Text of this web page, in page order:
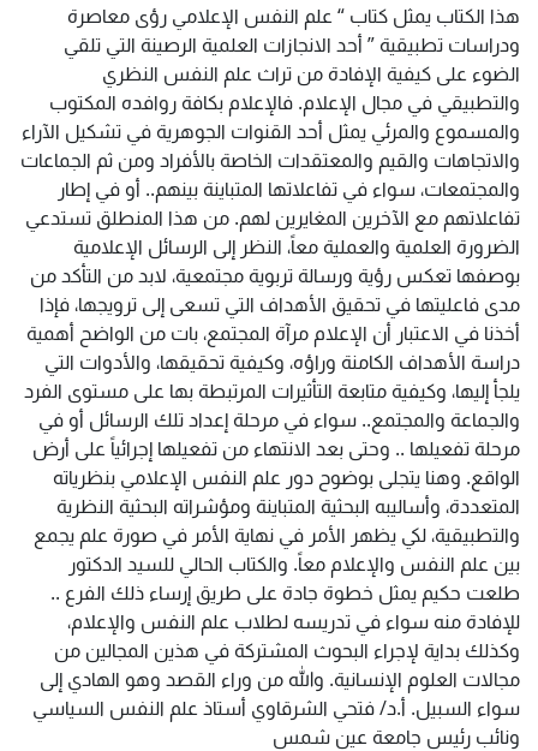
هذا الكتاب يمثل كتاب “ علم النفس الإعلامي رؤى معاصرة
ودراسات تطبيقية ” أحد الانجازات العلمية الرصينة التي تلقي
الضوء على كيفية الإفادة من تراث علم النفس النظري
والتطبيقي في مجال الإعلام. فالإعلام بكافة روافده المكتوب
والمسموع والمرئي يمثل أحد القنوات الجوهرية في تشكيل الآراء
والاتجاهات والقيم والمعتقدات الخاصة بالأفراد ومن ثم الجماعات
والمجتمعات، سواء في تفاعلاتها المتباينة بينهم.. أو في إطار
تفاعلاتهم مع الآخرين المغايرين لهم. من هذا المنطلق تستدعي
الضرورة العلمية والعملية معاً، النظر إلى الرسائل الإعلامية
بوصفها تعكس رؤية ورسالة تربوية مجتمعية، لابد من التأكد من
مدى فاعليتها في تحقيق الأهداف التي تسعى إلى ترويجها، فإذا
أخذنا في الاعتبار أن الإعلام مرآة المجتمع، بات من الواضح أهمية
دراسة الأهداف الكامنة وراؤه، وكيفية تحقيقها، والأدوات التي
يلجأ إليها، وكيفية متابعة التأثيرات المرتبطة بها على مستوى الفرد
والجماعة والمجتمع.. سواء في مرحلة إعداد تلك الرسائل أو في
مرحلة تفعيلها .. وحتى بعد الانتهاء من تفعيلها إجرائياً على أرض
الواقع. وهنا يتجلى بوضوح دور علم النفس الإعلامي بنظرياته
المتعددة، وأساليبه البحثية المتباينة ومؤشراته البحثية النظرية
والتطبيقية، لكي يظهر الأمر في نهاية الأمر في صورة علم يجمع
بين علم النفس والإعلام معاً. والكتاب الحالي للسيد الدكتور
طلعت حكيم يمثل خطوة جادة على طريق إرساء ذلك الفرع ..
للإفادة منه سواء في تدريسه لطلاب علم النفس والإعلام،
وكذلك بداية لإجراء البحوث المشتركة في هذين المجالين من
مجالات العلوم الإنسانية. والله من وراء القصد وهو الهادي إلى
سواء السبيل. أ.د/ فتحي الشرقاوي أستاذ علم النفس السياسي
ونائب رئيس جامعة عين شمس